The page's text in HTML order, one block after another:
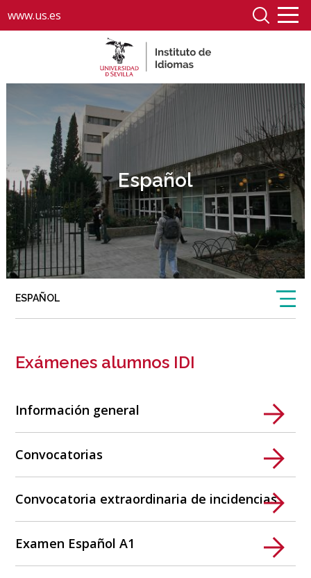
www.us.es
Español
Exámenes alumnos IDI
Información general
Convocatorias
Convocatoria extraordinaria de incidencias
Examen Español A1
ESPAÑOL